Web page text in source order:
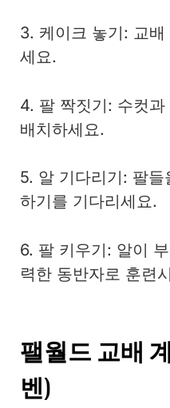
3. 케이크 놓기: 교
세요.
4. 팔 짝짓기: 수컷
배치하세요.
5. 알 기다리기: 팔
하기를 기다리세요.
6. 팔 키우기: 알이
력한 동반자로 훈련
팰월드 교배
벤)